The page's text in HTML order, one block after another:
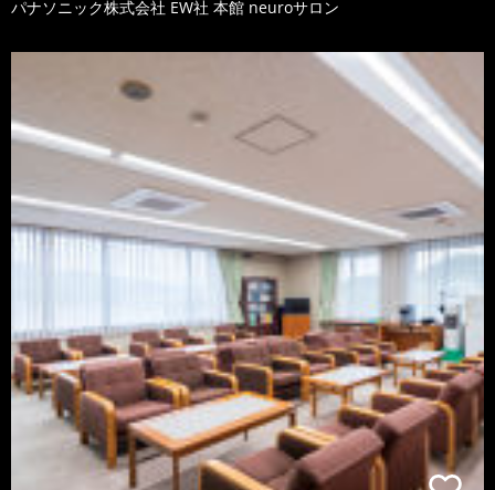
パナソニック株式会社 EW社 本館 neuroサロン